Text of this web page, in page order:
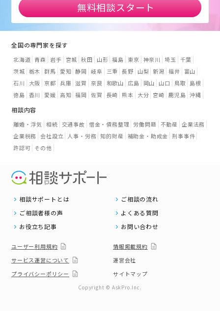
無料相談スタート
全国の専門家を探す
北海道 青森 岩手 宮城 秋田 山形 福島 東京 神奈川 埼玉
千葉
茨城 栃木 群馬 愛知 静岡 岐阜 三重 長野 山梨 新潟 福井
富山
石川
大阪 京都 兵庫 滋賀 奈良 和歌山 広島 岡山 山口 鳥取
島根
徳島 香川 愛媛 高知 福岡 佐賀 長崎 熊本 大分 宮崎 鹿児島 沖縄
相談内容
離婚・浮気 相続 交通事故 借金・債務整理 労働問題 不動産 企業法務
企業税務 会社設立 人事・労務 知的財産 補助金・助成金 刑事事件
許認可 その他
相談サポートとは
ご相談の流れ
ご相談者様の声
よくある質問
お役立ち記事
お問い合わせ
ユーザー利用規約
情報掲載規約
サービス運営について
運営会社
プライバシーポリシー
サイトマップ
Copyright © AskPro.Inc.